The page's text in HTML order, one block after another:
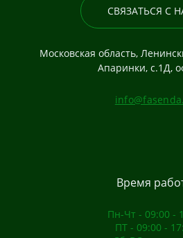
СВЯЗАТЬСЯ С
Московская область,
Апаринки, с.1Д,
Время
Пн-Чт - 09:00 -
ПТ - 09:00 -